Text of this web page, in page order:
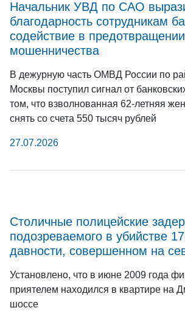
Начальник УВД по САО
благодарность сотрудникам
содействие в предотвращении
мошенничества
В дежурную часть ОМВД России по
Москвы поступил сигнал от
том, что взволнованная 62-летняя
снять со счета 550 тысяч рублей
27.07.2026
Столичные полицейские
подозреваемого в убийстве
давности, совершенном на
Установлено, что в июне 2009 года
приятелем находился в квартире на
шоссе